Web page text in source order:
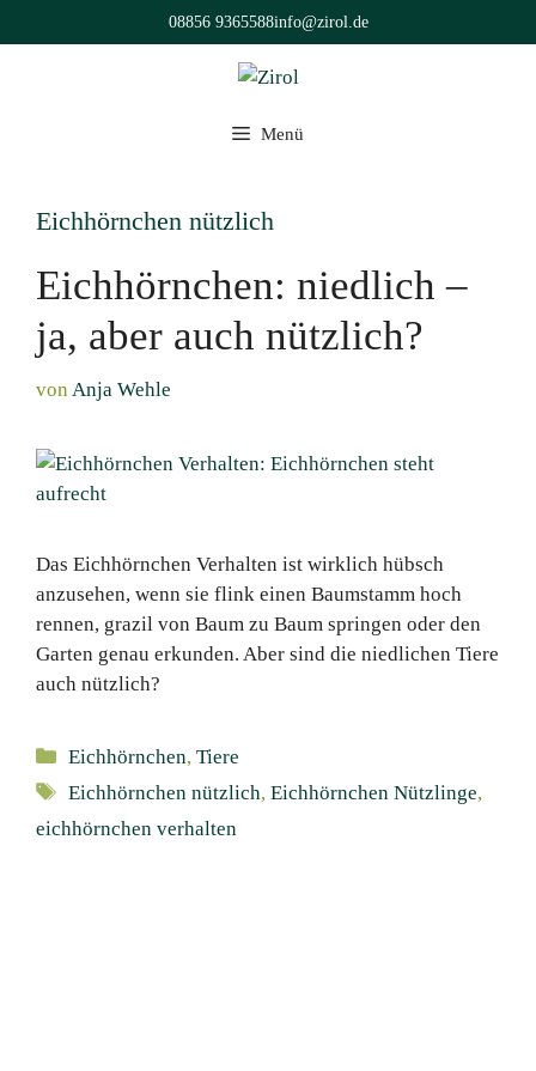
Inhalt
08856 9365588info@zirol.de
Menü
Eichhörnchen nützlich
Eichhörnchen: niedlich –
ja, aber auch nützlich?
von Anja Wehle
Das Eichhörnchen Verhalten ist wirklich hübsch
anzusehen, wenn sie flink einen Baumstamm hoch
rennen, grazil von Baum zu Baum springen oder den
Garten genau erkunden. Aber sind die niedlichen Tiere
auch nützlich?
Kategorien
Eichhörnchen,Tiere
Schlagwörter
Eichhörnchen nützlich,Eichhörnchen Nützlinge,
eichhörnchen verhalten